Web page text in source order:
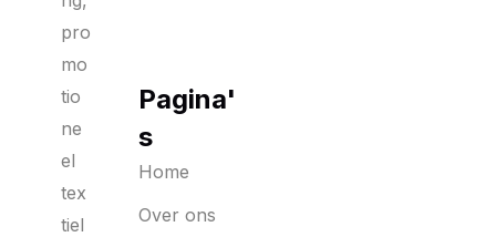
pro
mo
tio
ne
el
tex
tiel
Pagina'
s
Home
Over ons